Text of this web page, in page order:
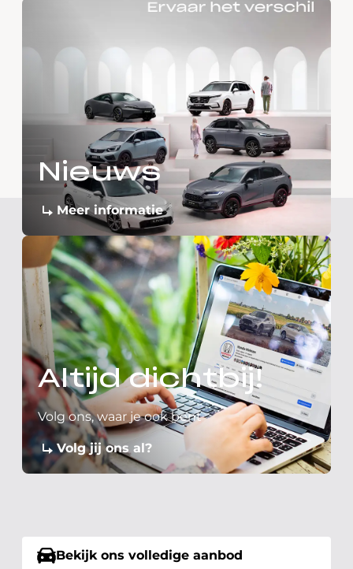
Nieuws
Meer informatie
Altijd dichtbij!
Volg ons, waar je ook bent
Volg jij ons al?
Bekijk ons volledige aanbod